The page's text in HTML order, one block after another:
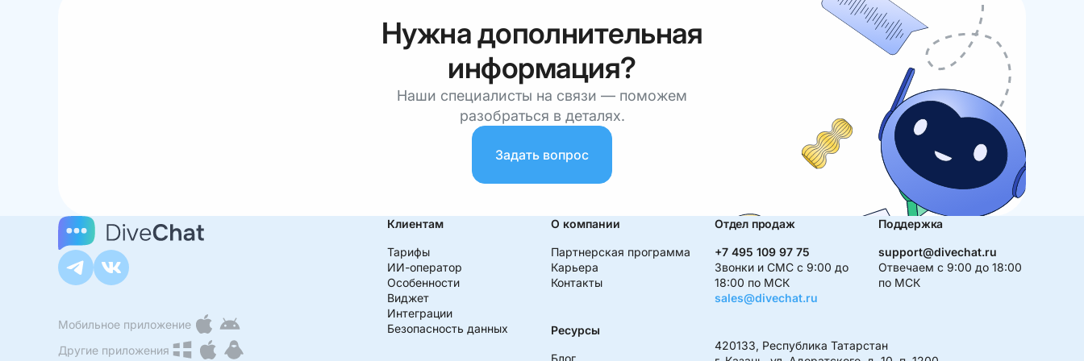
Нужна дополнительная
информация?
Наши специалисты на связи — поможем
разобраться в деталях.
Задать вопрос
Клиентам
Тарифы
ИИ-оператор
Особенности
Виджет
Интеграции
Безопасность данных
О компании
Партнерская программа
Карьера
Контакты
Ресурсы
Блог
Отдел продаж
+7 495 109 97 75
Звонки и СМС с 9:00 до
18:00 по МСК
sales@divechat.ru
Поддержка
support@divechat.ru
Отвечаем с 9:00 до 18:00
по МСК
420133, Республика Татарстан
Мобильное приложение
Другие приложения